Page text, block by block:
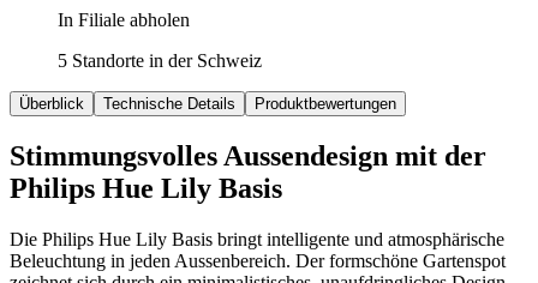
In Filiale abholen
5 Standorte in der Schweiz
Überblick Technische Details Produktbewertungen
Stimmungsvolles Aussendesign mit der
Philips Hue Lily Basis
Die Philips Hue Lily Basis bringt intelligente und atmosphärische
Beleuchtung in jeden Aussenbereich. Der formschöne Gartenspot